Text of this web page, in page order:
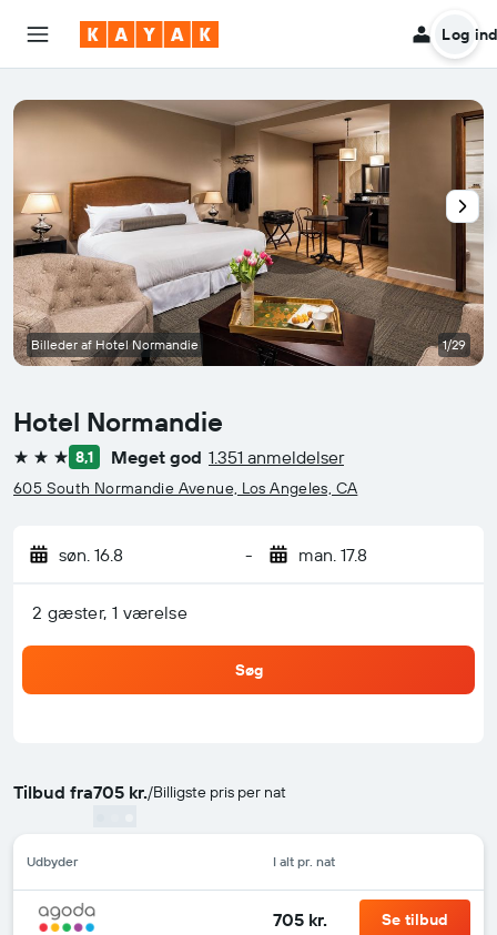
Log
Hotel Normandie
3 stjerner8,1 Meget god 1.351 anmeldelser
605 South Normandie Avenue, Los Angeles, CA
søn. 16.8 - man. 17.8
2 gæster, 1 værelse
Søg
Tilbud fra705 kr./Billigste pris per nat
Udbyder I alt pr. nat
705 kr. Se tilbud
Billeder af Hotel Normandie 1/29